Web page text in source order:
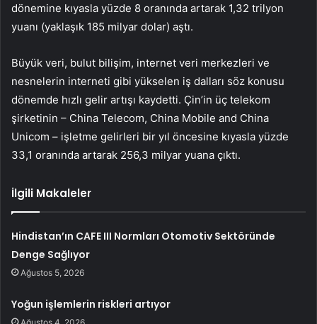
dönemine kıyasla yüzde 8 oranında artarak 1,32 trilyon
yuanı (yaklaşık 185 milyar dolar) aştı.
Büyük veri, bulut bilişim, internet veri merkezleri ve
nesnelerin interneti gibi yükselen iş dalları söz konusu
dönemde hızlı gelir artışı kaydetti. Çin’in üç telekom
şirketinin – China Telecom, China Mobile and China
Unicom – işletme gelirleri bir yıl öncesine kıyasla yüzde
33,1 oranında artarak 256,3 milyar yuana çıktı.
İlgili Makaleler
Hindistan’ın CAFE III Normları Otomotiv Sektöründe
Denge Sağlıyor
Ağustos 5, 2026
Yoğun işlemlerin riskleri artıyor